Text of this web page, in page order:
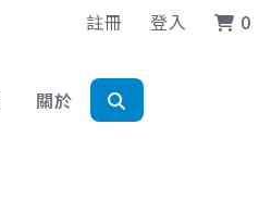
註冊 登入 0
關於